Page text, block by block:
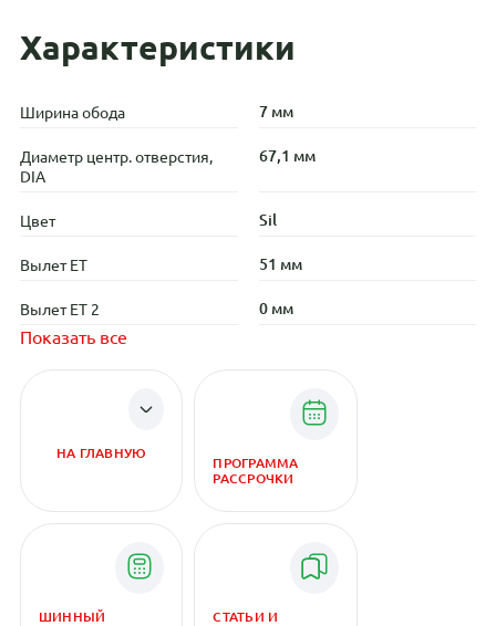
Характеристики
Ширина обода 7 мм
Диаметр центр. отверстия,
DIA
67,1 мм
Цвет Sil
Вылет ET 51 мм
Вылет ET 2 0 мм
Показать все
НА ГЛАВНУЮ
ПРОГРАММА
РАССРОЧКИ
ШИННЫЙ
СТАТЬИ И